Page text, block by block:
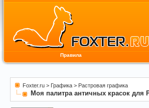
Правила
Foxter.ru > Графика > Растровая графика
Моя палитра античных красок для